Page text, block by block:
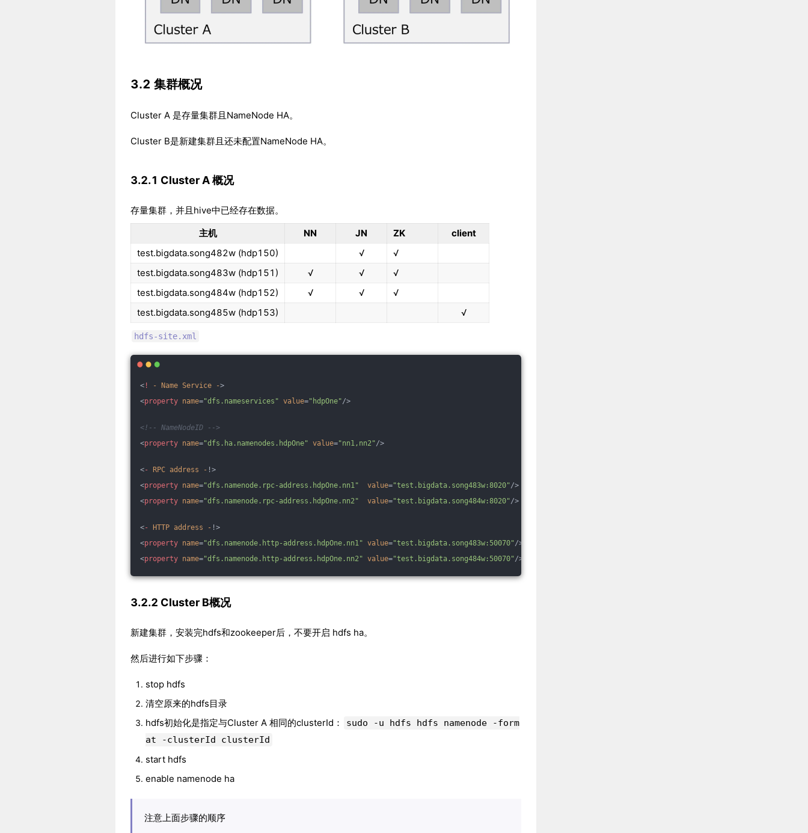
3.2 集群概况
Cluster A 是存量集群且NameNode HA。
Cluster B是新建集群且还未配置NameNode HA。
3.2.1 Cluster A 概况
存量集群，并且hive中已经存在数据。
主机
NN JN ZK
client
test.bigdata.song482w (hdp150)
√
√
test.bigdata.song483w (hdp151)
√ √
√
test.bigdata.song484w (hdp152)
√ √
√
test.bigdata.song485w (hdp153)
√
hdfs-site.xml
< ! - Name Service ->
<property name="dfs.nameservices" value="hdpOne"/>
<!-- NameNodeID -->
<property name="dfs.ha.namenodes.hdpOne" value="nn1,nn2"/>
<- RPC address - !>
<property name="dfs.namenode.rpc-address.hdpOne.nn1" value="test.bigdata.song483w:8020"/>
<property name="dfs.namenode.rpc-address.hdpOne.nn2" value="test.bigdata.song484w:8020"/>
<- HTTP address - !>
<property name="dfs.namenode.http-address.hdpOne.nn1" value="test.bigdata.song483w:50070"/>
<property name="dfs.namenode.http-address.hdpOne.nn2" value="test.bigdata.song484w:50070"/>
3.2.2 Cluster B概况
新建集群，安装完hdfs和zookeeper后，不要开启 hdfs ha。
然后进行如下步骤：
stop hdfs
清空原来的hdfs目录
hdfs初始化是指定与Cluster A 相同的clusterId：
sudo -u hdfs hdfs namenode -form
at -clusterId clusterId
start hdfs
enable namenode ha
注意上面步骤的顺序